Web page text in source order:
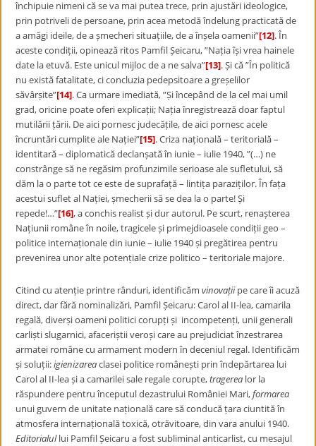
închipuie nimeni că se va mai putea trece, prin ajustări ideologice,
prin potriveli de persoane, prin acea metodă îndelung practicată de
a amăgi ideile, de a șmecheri situațiile, de a înșela oamenii”[12]. În
aceste condiții, opinează ritos Pamfil Șeicaru, ”Nația își vrea hainele
date la etuvă. Este unicul mijloc de a ne salva”[13]. Și că ”În politică
nu există fatalitate, ci concluzia pedepsitoare a greșelilor
săvârșite”[14]. Ca urmare imediată, ”Și începând de la cel mai umil
grad, oricine poate oferi explicații; Nația înregistrează doar faptul
mutilării țării. De aici pornesc judecățile, de aici pornesc acele
încruntări cumplite ale Nației”[15]. Criza națională – teritorială –
identitară – diplomatică declanșată în iunie – iulie 1940, ”(…) ne
constrânge să ne regăsim profunzimile serioase ale sufletului, să
dăm la o parte tot ce este de suprafață – lintița paraziților. În fața
acestui suflet al Nației, șmecherii să se dea la o parte! Și
repede!…”[16], a conchis realist și dur autorul. Pe scurt, renașterea
Națiunii române în noile, tragicele și primejdioasele condiții geo –
politice internaționale din iunie – iulie 1940 și pregătirea pentru
prevenirea unor alte potențiale crize politico – teritoriale majore.
Citind cu atenție printre rânduri, identificămvinovațiipe care îi acuză
direct, dar fără nominalizări, Pamfil Șeicaru: Carol al II-lea, camarila
regală, diverși oameni politici corupți și incompetenți, unii generali
carliști slugarnici, afaceriștii veroși care au prejudiciat înzestrarea
armatei române cu armament modern în deceniul regal. Identificăm
și soluții:igienizareaclasei politice românești prin îndepărtarea lui
Carol al II-lea și a camarilei sale regale corupte,tragerea lor la
răspundere pentru începutul dezastrului României Mari,formarea
unui guvern de unitate națională care să conducă țara ciuntită în
atmosfera internațională toxică, otrăvitoare, din vara anului 1940.
Editorialullui Pamfil Șeicaru a fost subliminal anticarlist, cu mesajul